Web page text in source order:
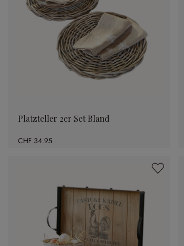
Platzteller 2er Set Bland
CHF 34.95